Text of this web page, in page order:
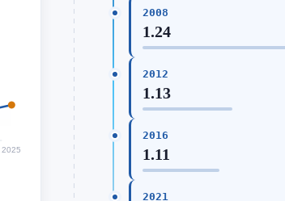
2025
2008
1.24
2012
1.13
2016
1.11
2021